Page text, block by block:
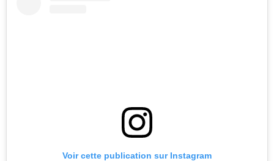
Voir cette publication sur Instagram